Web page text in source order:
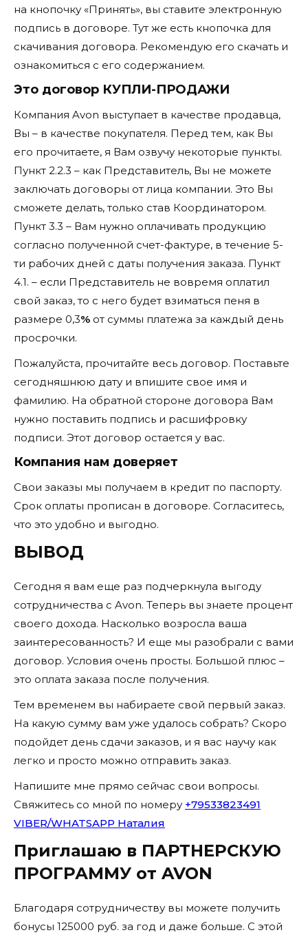
на кнопочку «Принять», вы ставите электронную
подпись в договоре. Тут же есть кнопочка для
скачивания договора. Рекомендую его скачать и
ознакомиться с его содержанием.
Это договор КУПЛИ-ПРОДАЖИ
Компания Avon выступает в качестве продавца,
Вы – в качестве покупателя. Перед тем, как Вы
его прочитаете, я Вам озвучу некоторые пункты.
Пункт 2.2.3 – как Представитель, Вы не можете
заключать договоры от лица компании. Это Вы
сможете делать, только став Координатором.
Пункт 3.3 – Вам нужно оплачивать продукцию
согласно полученной счет-фактуре, в течение 5-
ти рабочих дней с даты получения заказа. Пункт
4.1. – если Представитель не вовремя оплатил
свой заказ, то с него будет взиматься пеня в
размере 0,3% от суммы платежа за каждый день
просрочки.
Пожалуйста, прочитайте весь договор. Поставьте
сегодняшнюю дату и впишите свое имя и
фамилию. На обратной стороне договора Вам
нужно поставить подпись и расшифровку
подписи. Этот договор остается у вас.
Компания нам доверяет
Свои заказы мы получаем в кредит по паспорту.
Срок оплаты прописан в договоре. Согласитесь,
что это удобно и выгодно.
ВЫВОД
Сегодня я вам еще раз подчеркнула выгоду
сотрудничества с Avon. Теперь вы знаете процент
своего дохода. Насколько возросла ваша
заинтересованность? И еще мы разобрали с вами
договор. Условия очень просты. Большой плюс –
это оплата заказа после получения.
Тем временем вы набираете свой первый заказ.
На какую сумму вам уже удалось собрать? Скоро
подойдет день сдачи заказов, и я вас научу как
легко и просто можно отправить заказ.
Напишите мне прямо сейчас свои вопросы.
Свяжитесь со мной по номеру +79533823491
VIBER/WHATSAPP Наталия
Приглашаю в ПАРТНЕРСКУЮ
ПРОГРАММУ от AVON
Благодаря сотрудничеству вы можете получить
бонусы 125000 руб. за год и даже больше. С этой